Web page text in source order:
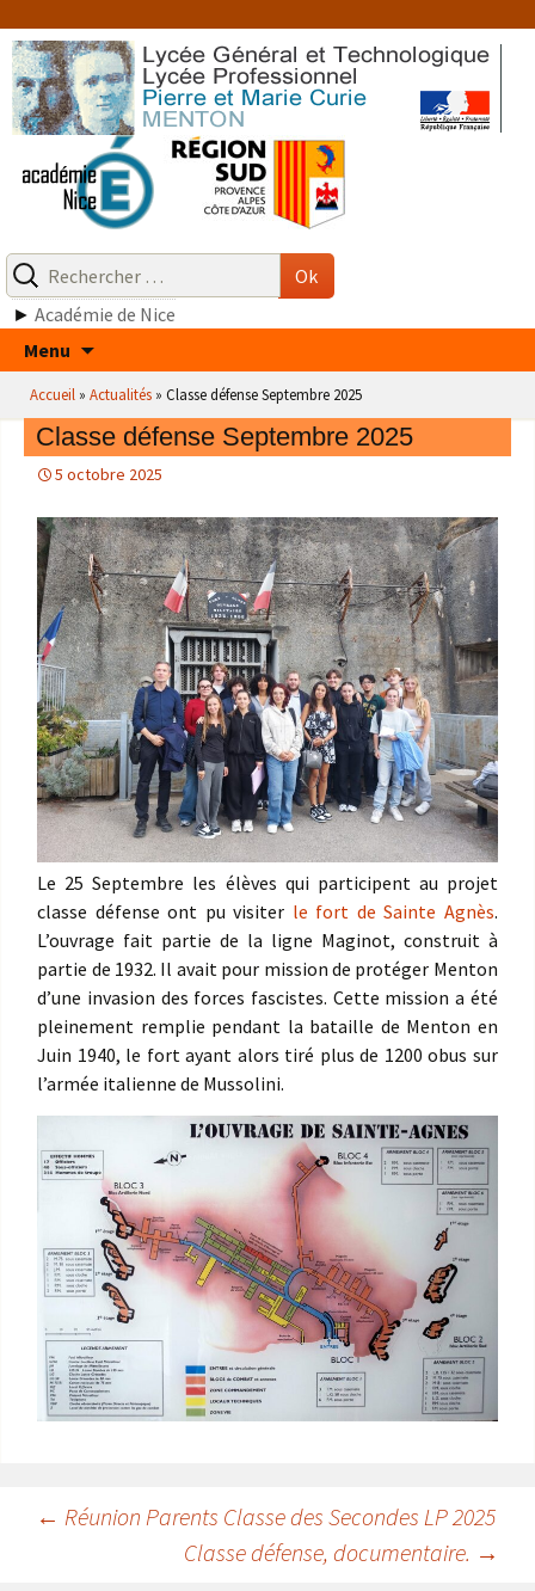
au
contenu
pour
:
Ok
► Académie de Nice
Menu
au
contenu
Accueil » Actualités » Classe défense Septembre 2025
Classe défense Septembre 2025
5 octobre 2025
Le 25 Septembre les élèves qui participent au projet
classe défense ont pu visiter le fort de Sainte Agnès.
L’ouvrage fait partie de la ligne Maginot, construit à
partie de 1932. Il avait pour mission de protéger Menton
d’une invasion des forces fascistes. Cette mission a été
pleinement remplie pendant la bataille de Menton en
Juin 1940, le fort ayant alors tiré plus de 1200 obus sur
l’armée italienne de Mussolini.
Navigation
← Réunion Parents Classe des Secondes LP 2025
Classe défense, documentaire. →